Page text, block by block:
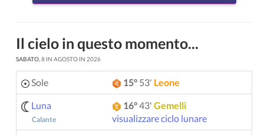
Il cielo in questo momento...
SABATO , 8 IN AGOSTO IN 2026
Sole 15° 53' Leone
Luna
Calante
16°43' Gemelli
visualizzare ciclo lunare